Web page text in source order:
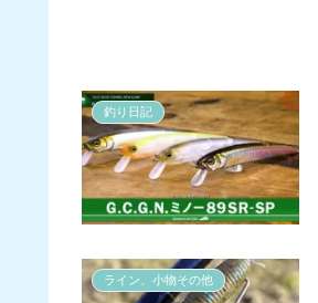
釣り日記
ライン、小物その他